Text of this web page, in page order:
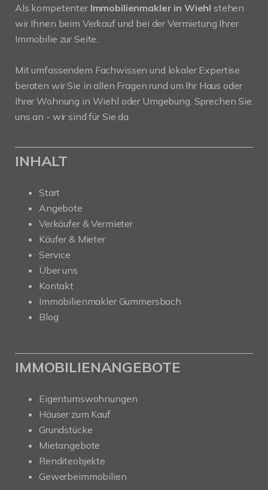
Als kompetenter Immobilienmakler in Wiehl stehen
wir Ihnen beim Verkauf und bei der Vermietung Ihrer
Immobilie zur Seite.
Mit umfassendem Fachwissen und lokaler Expertise
beraten wir Sie in allen Fragen rund um Ihr Haus oder
Ihrer Wohnung in Wiehl oder Umgebung. Sprechen Sie
uns an - wir sind für Sie da.
INHALT
Start
Angebote
Verkäufer & Vermieter
Käufer & Mieter
Service
Über uns
Kontakt
Immobilienmakler Gummersbach
Blog
IMMOBILIENANGEBOTE
Eigentumswohnungen
Häuser zum Kauf
Grundstücke
Mietangebote
Renditeobjekte
Gewerbeimmobilien